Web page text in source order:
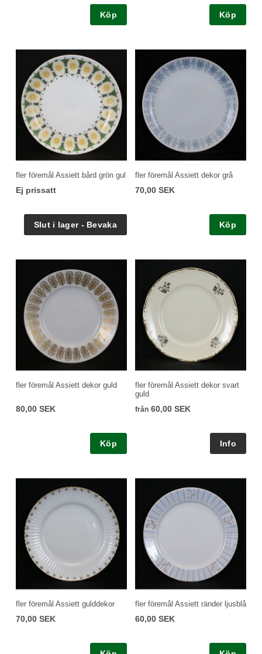
Köp Köp
fler föremål Assiett bård grön gul
Ej prissatt
fler föremål Assiett dekor grå
70,00 SEK
Köp
fler föremål Assiett dekor guld
80,00 SEK
Köp
fler föremål Assiett dekor svart
guld
från 60,00 SEK
fler föremål Assiett gulddekor
70,00 SEK
fler föremål Assiett ränder ljusblå
60,00 SEK